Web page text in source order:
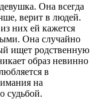
Она всегда
верит в людей.
них ей кажется
Она случайно
ищет родственную
образ невинно
в
на
судьбой.